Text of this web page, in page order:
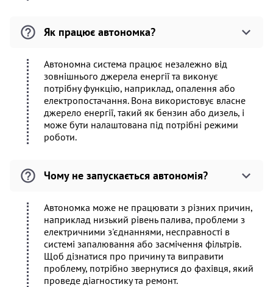
Як працює автономка?
Автономна система працює незалежно від
зовнішнього джерела енергії та виконує
потрібну функцію, наприклад, опалення або
електропостачання. Вона використовує власне
джерело енергії, такий як бензин або дизель, і
може бути налаштована під потрібні режими
роботи.
Чому не запускається автономія?
Автономка може не працювати з різних причин,
наприклад низький рівень палива, проблеми з
електричними з'єднаннями, несправності в
системі запалювання або засмічення фільтрів.
Щоб дізнатися про причину та виправити
проблему, потрібно звернутися до фахівця, який
проведе діагностику та ремонт.